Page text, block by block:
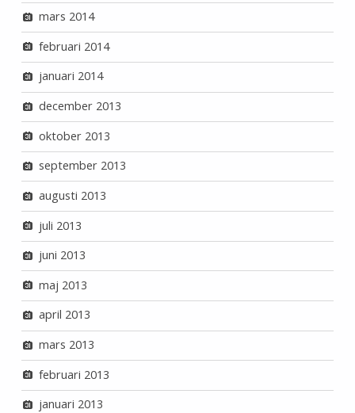
mars 2014
februari 2014
januari 2014
december 2013
oktober 2013
september 2013
augusti 2013
juli 2013
juni 2013
maj 2013
april 2013
mars 2013
februari 2013
januari 2013